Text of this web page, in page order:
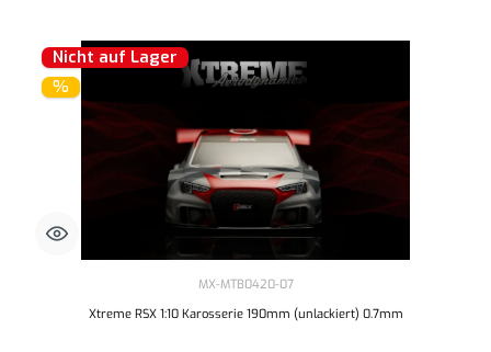
Nicht auf Lager
%
MX-MTB0420-07
Xtreme RSX 1:10 Karosserie 190mm (unlackiert) 0.7mm